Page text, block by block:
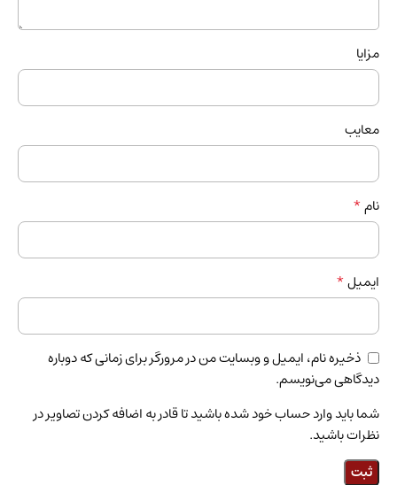
مزایا
معایب
نام*
ایمیل*
ذخیره نام، ایمیل و وبسایت من در مرورگر برای زمانی که دوباره
دیدگاهی می‌نویسم.
شما باید وارد حساب خود شده باشید تا قادر به اضافه کردن تصاویر در
نظرات باشید.